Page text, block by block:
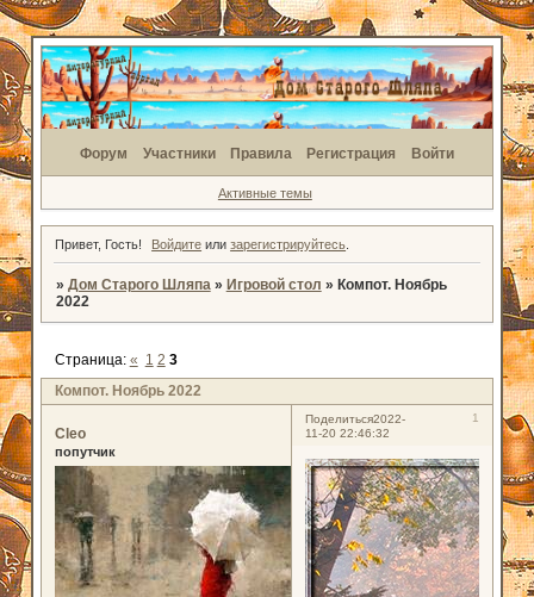
Форум Участники Правила Регистрация Войти
Активные темы
Привет, Гость! Войдите илизарегистрируйтесь
» Дом Старого Шляпа » Игровой стол » Компот. Ноябрь
2022
Компот. Ноябрь 2022
Страница: « 1 2 3
Поделиться 1
2022-
11-20 22:46:32
Cleo
попутчик